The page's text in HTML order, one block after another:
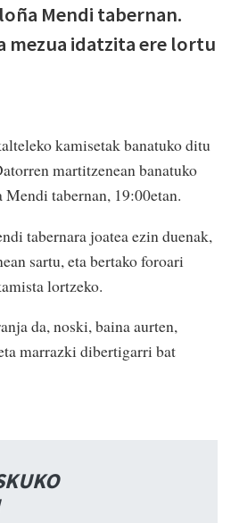
Mendi tabernan.
mezua idatzita ere lortu
kamisetak banatuko ditu
martitzenean banatuko
tabernan, 19:00etan.
tabernara joatea ezin duenak,
sartu, eta bertako foroari
lortzeko.
da, noski, baina aurten,
marrazki dibertigarri bat